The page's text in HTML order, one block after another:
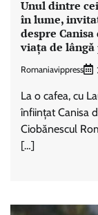
Unul dintre
în lume,
despre
viața de
Romaniavippress
La o cafea, cu
înființat Canisa
Ciobănescul
[…]